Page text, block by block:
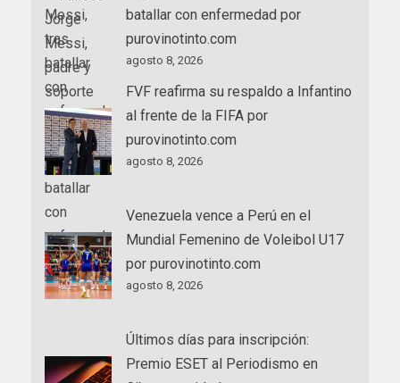
batallar con enfermedad por
purovinotinto.com
agosto 8, 2026
FVF reafirma su respaldo a Infantino
al frente de la FIFA por
purovinotinto.com
agosto 8, 2026
Venezuela vence a Perú en el
Mundial Femenino de Voleibol U17
por purovinotinto.com
agosto 8, 2026
Últimos días para inscripción:
Premio ESET al Periodismo en